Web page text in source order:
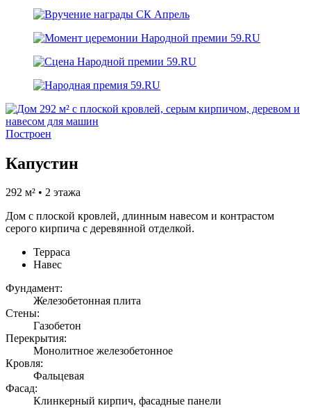
Построен
Капустин
292 м² • 2 этажа
Дом с плоской кровлей, длинным навесом и контрастом
серого кирпича с деревянной отделкой.
Терраса
Навес
Фундамент:
Железобетонная плита
Стены:
Газобетон
Перекрытия:
Монолитное железобетонное
Кровля:
Фальцевая
Фасад:
Клинкерный кирпич, фасадные панели